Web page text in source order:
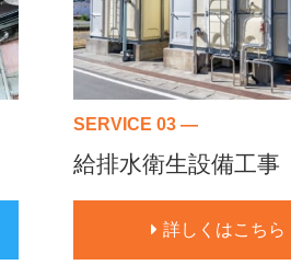
SERVICE 03 ―
給排水衛生設備工事
詳しくはこちら